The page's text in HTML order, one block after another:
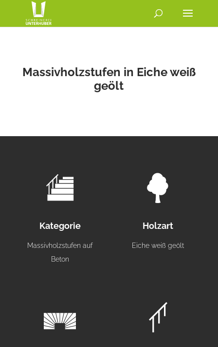
Massivholzstufen in Eiche weiß
geölt
Kategorie
Massivholzstufen auf
Beton
Holzart
Eiche weiß geölt